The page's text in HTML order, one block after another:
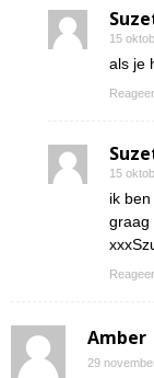
15
als je
Reageer
15
ik
graag
Reageer
Amber
29